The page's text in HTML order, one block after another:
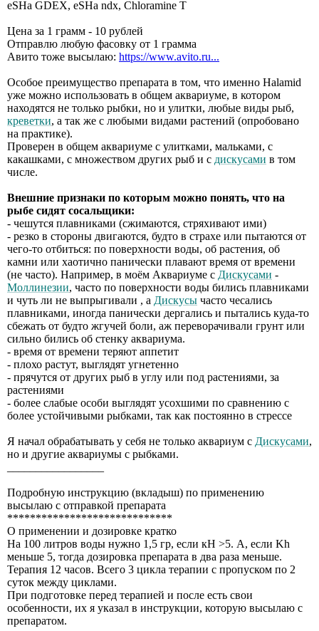
eSHa GDEX, еSНа ndх, Chloramine T
Цена за 1 грамм - 10 рублей
Отправлю любую фасовку от 1 грамма
Авито тоже высылаю: https://www.avito.ru...
Особое преимущество препарата в том, что именно Halamid
уже можно использовать в общем аквариуме, в котором
находятся не только рыбки, но и улитки, любые виды рыб,
креветки, а так же с любыми видами растений (опробовано
на практике).
Проверен в общем аквариуме с улитками, мальками, с
какашками, с множеством других рыб и с дискусами в том
числе.
Внешние признаки по которым можно понять, что на
рыбе сидят сосальщики:
- чешутся плавниками (сжимаются, стряхивают ими)
- резко в стороны двигаются, будто в страхе или пытаются от
чего-то отбиться: по поверхности воды, об растения, об
камни или хаотично панически плавают время от времени
(не часто). Например, в моём Аквариуме с Дискусами -
Моллинезии, часто по поверхности воды бились плавниками
и чуть ли не выпрыгивали , а Дискусы часто чесались
плавниками, иногда панически дергались и пытались куда-то
сбежать от будто жгучей боли, аж переворачивали грунт или
сильно бились об стенку аквариума.
- время от времени теряют аппетит
- плохо растут, выглядят угнетенно
- прячутся от других рыб в углу или под растениями, за
растениями
- более слабые особи выглядят усохшими по сравнению с
более устойчивыми рыбками, так как постоянно в стрессе
Я начал обрабатывать у себя не только аквариум с Дискусами,
но и другие аквариумы с рыбками.
Подробную инструкцию (вкладыш) по применению
высылаю с отправкой препарата
*****************************
О применении и дозировке кратко
На 100 литров воды нужно 1,5 гр, если кН >5. А, если Kh
меньше 5, тогда дозировка препарата в два раза меньше.
Терапия 12 часов. Всего 3 цикла терапии с пропуском по 2
суток между циклами.
При подготовке перед терапией и после есть свои
особенности, их я указал в инструкции, которую высылаю с
препаратом.